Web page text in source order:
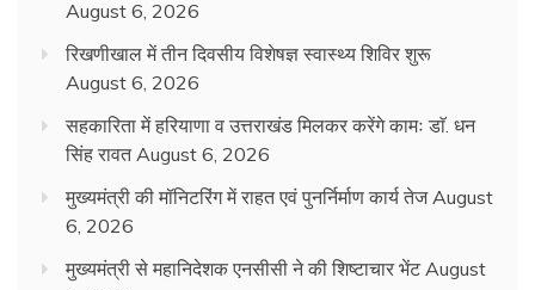
August 6, 2026
रिखणीखाल में तीन दिवसीय विशेषज्ञ स्वास्थ्य शिविर शुरू
August 6, 2026
सहकारिता में हरियाणा व उत्तराखंड मिलकर करेंगे कामः डाॅ. धन
सिंह रावत August 6, 2026
मुख्यमंत्री की मॉनिटरिंग में राहत एवं पुनर्निर्माण कार्य तेज August
6, 2026
मुख्यमंत्री से महानिदेशक एनसीसी ने की शिष्टाचार भेंट August